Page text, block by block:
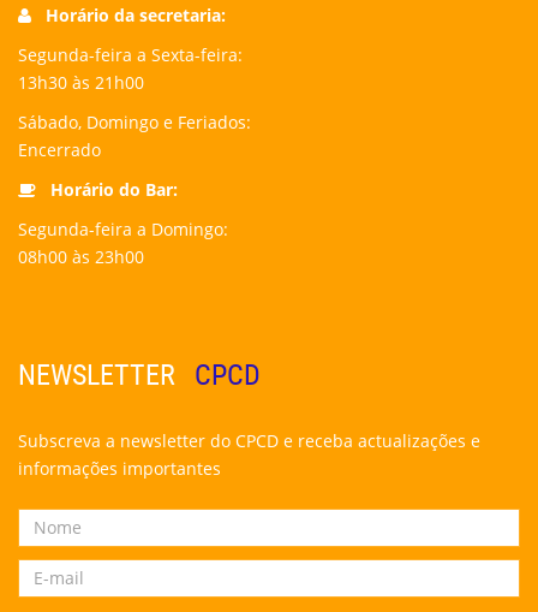
Horário da secretaria:
Segunda-feira a Sexta-feira:
13h30 às 21h00
Sábado, Domingo e Feriados:
Encerrado
Horário do Bar:
Segunda-feira a Domingo:
08h00 às 23h00
NEWSLETTER CPCD
Subscreva a newsletter do CPCD e receba actualizações e
informações importantes